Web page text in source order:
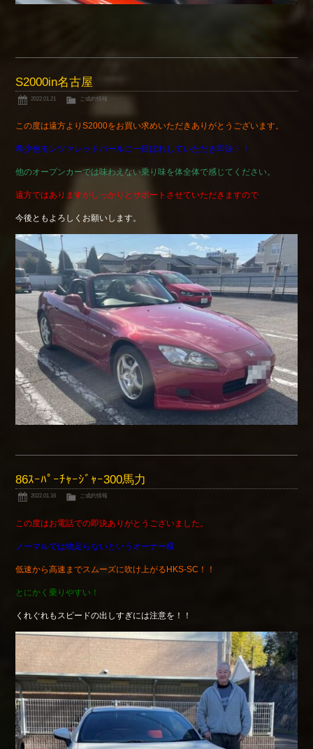
S2000in名古屋
2022.01.21 ご成約情報
この度は遠方よりS2000をお買い求めいただきありがとうございます。
希少色モンツァレッドパールに一目ぼれしていただき即決！！
他のオープンカーでは味わえない乗り味を体全体で感じてください。
遠方ではありますがしっかりとサポートさせていただきますので
今後ともよろしくお願いします。
86ｽｰﾊﾟｰﾁｬｰｼﾞｬｰ300馬力
2022.01.16 ご成約情報
この度はお電話での即決ありがとうございました。
ノーマルでは物足らないというオーナー様
低速から高速までスムーズに吹け上がるHKS-SC！！
とにかく乗りやすい！
くれぐれもスピードの出しすぎには注意を！！